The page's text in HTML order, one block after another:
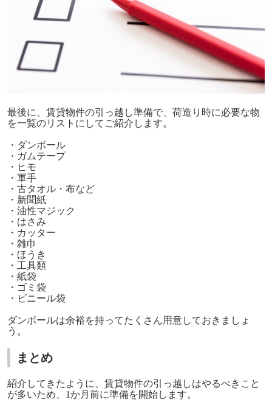
最後に、賃貸物件の引っ越し準備で、荷造り時に必要な物
を一覧のリストにしてご紹介します。
・ダンボール
・ガムテープ
・ヒモ
・軍手
・古タオル・布など
・新聞紙
・油性マジック
・はさみ
・カッター
・雑巾
・ほうき
・工具類
・紙袋
・ゴミ袋
・ビニール袋
ダンボールは余裕を持ってたくさん用意しておきましょ
う。
まとめ
紹介してきたように、賃貸物件の引っ越しはやるべきこと
が多いため、1か月前に準備を開始します。